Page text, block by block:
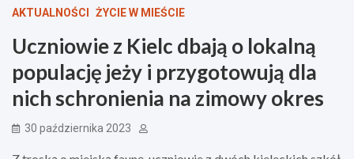
AKTUALNOŚCI ŻYCIE W MIEŚCIE
Uczniowie z Kielc dbają o lokalną
populację jeży i przygotowują dla
nich schronienia na zimowy okres
30 października 2023